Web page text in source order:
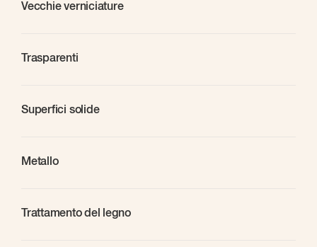
Vecchie verniciature
Trasparenti
Superfici solide
Metallo
Trattamento del legno